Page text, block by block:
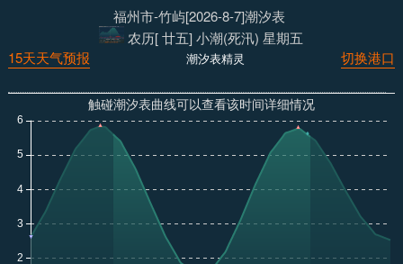
福州市-竹屿[2026-8-7]潮汐表
农历[ 廿五] 小潮(死汛) 星期五
切换港口
潮汐表精灵
15天天气预报
触碰潮汐表曲线可以查看该时间详细情况